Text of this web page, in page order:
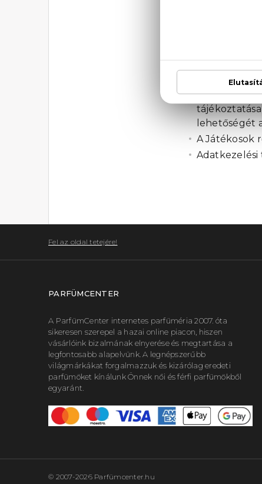
ahhoz,
A
lehetőségét
A Játékosok
Fel az oldal tetejére!
PARFÜMCENTER
A ParfümCenter internetes parfüméria 2007. óta
sikeresen szerepel a hazai online piacon, hiszen
vásárlóink bizalmának elnyerése és megtartása a
legfontosabb alapelvünk. A legnépszerűbb
világmárkákat forgalmazzuk és kizárólag eredeti
parfümöket kínálunk Önnek női és férfi parfümökből
egyaránt.
© 2007-2026 Parfümcenter.hu